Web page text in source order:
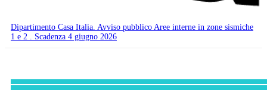
Dipartimento Casa Italia. Avviso pubblico Aree interne in zone sismiche
1 e 2 . Scadenza 4 giugno 2026